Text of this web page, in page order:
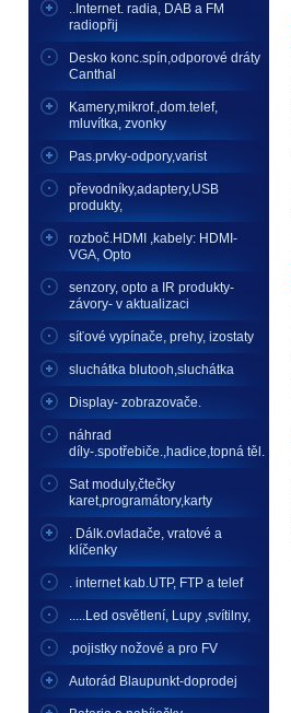
..Internet. radia, DAB a FM
radiopřij
Desko konc.spín,odporové dráty
Canthal
Kamery,mikrof.,dom.telef,
mluvítka, zvonky
Pas.prvky-odpory,varist
převodníky,adaptery,USB
produkty,
rozboč.HDMI ,kabely: HDMI-
VGA, Opto
senzory, opto a IR produkty-
závory- v aktualizaci
síťové vypínače, prehy, izostaty
sluchátka blutooh,sluchátka
Display- zobrazovače.
náhrad
díly-.spotřebiče.,hadice,topná těl.
Sat moduly,čtečky
karet,programátory,karty
. Dálk.ovladače, vratové a
klíčenky
. internet kab.UTP, FTP a telef
.....Led osvětlení, Lupy ,svítilny,
.pojistky nožové a pro FV
Autorád Blaupunkt-doprodej